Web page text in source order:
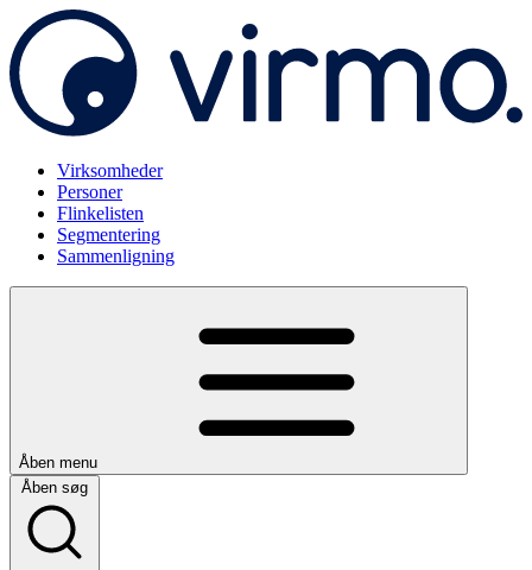
Virksomheder
Personer
Flinkelisten
Segmentering
Sammenligning
Åben menu
Åben søg